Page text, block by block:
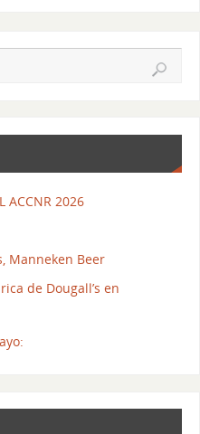
ACCNR 2026
Manneken Beer
de Dougall’s en